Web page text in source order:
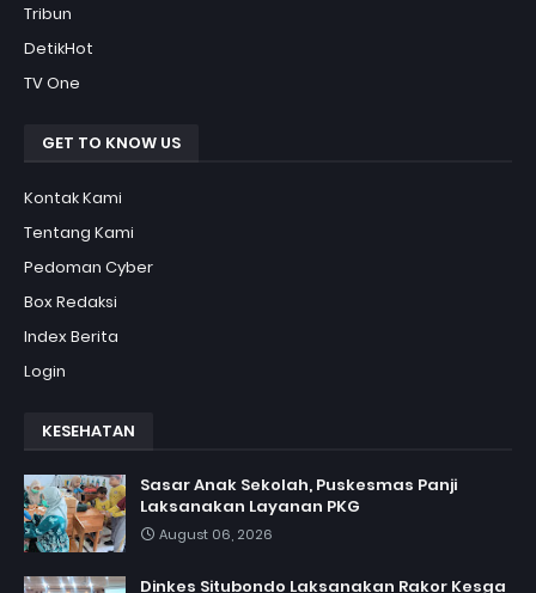
Tribun
DetikHot
TV One
GET TO KNOW US
Kontak Kami
Tentang Kami
Pedoman Cyber
Box Redaksi
Index Berita
Login
KESEHATAN
Sasar Anak Sekolah, Puskesmas Panji
Laksanakan Layanan PKG
August 06, 2026
Dinkes Situbondo Laksanakan Rakor Kesga